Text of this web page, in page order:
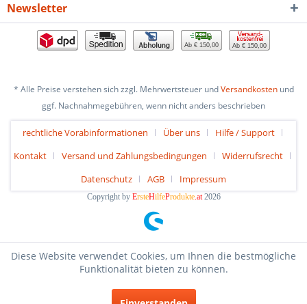
Newsletter
Ab € 150,00 Ab € 150,00
* Alle Preise verstehen sich zzgl. Mehrwertsteuer undVersandkostenund
ggf. Nachnahmegebühren, wenn nicht anders beschrieben
rechtliche Vorabinformationen Über uns
Hilfe / Support
Kontakt
Versand und Zahlungsbedingungen
Widerrufsrecht
Datenschutz
AGB Impressum
Copyright by ErsteHilfeProdukte.at2026
Diese Website verwendet Cookies, um Ihnen die bestmögliche
Funktionalität bieten zu können.